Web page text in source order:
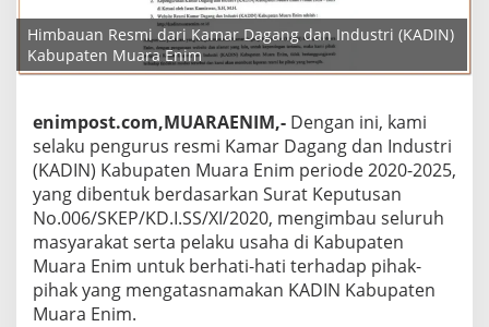
Himbauan Resmi dari Kamar Dagang dan Industri (KADIN)
Kabupaten Muara Enim
enimpost.com,MUARAENIM,- Dengan ini, kami
selaku pengurus resmi Kamar Dagang dan Industri
(KADIN) Kabupaten Muara Enim periode 2020-2025,
yang dibentuk berdasarkan Surat Keputusan
No.006/SKEP/KD.I.SS/XI/2020, mengimbau seluruh
masyarakat serta pelaku usaha di Kabupaten
Muara Enim untuk berhati-hati terhadap pihak-
pihak yang mengatasnamakan KADIN Kabupaten
Muara Enim.